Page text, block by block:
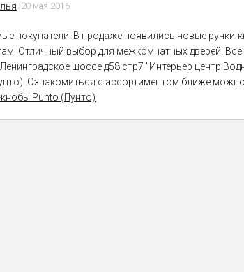
20 мая 2016
покупатели! В продаже появились новые
Отличный выбор для межкомнатных дверей!
шоссе д58 стр7 "Интерьер центр
Ознакомиться с ассортиментом ближе